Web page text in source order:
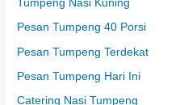
Tumpeng Nasi Kuning
Pesan Tumpeng 40 Porsi
Pesan Tumpeng Terdekat
Pesan Tumpeng Hari Ini
Catering Nasi Tumpeng